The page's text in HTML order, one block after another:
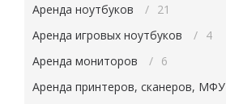
Аренда ноутбуков
21
Аренда игровых ноутбуков
4
Аренда мониторов
6
Аренда принтеров, сканеров, МФУ